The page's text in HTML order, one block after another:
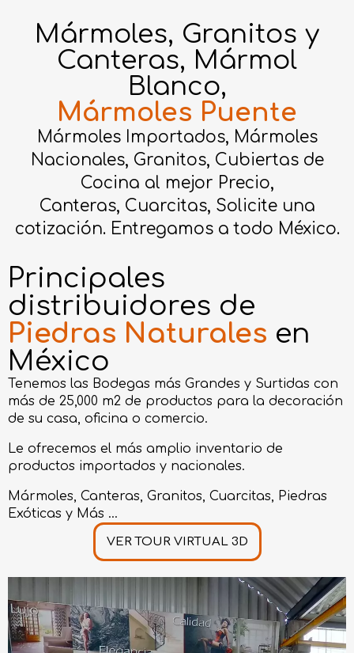
Mármoles, Granitos y
Canteras, Mármol
Blanco,
Mármoles Puente
Mármoles Importados, Mármoles
Nacionales, Granitos, Cubiertas de
Cocina al mejor Precio,
Canteras, Cuarcitas, Solicite una
cotización. Entregamos a todo México.
Principales
distribuidores de
Piedras Naturales en
México
Tenemos las Bodegas más Grandes y Surtidas con
más de 25,000 m2 de productos para la decoración
de su casa, oficina o comercio.
Le ofrecemos el más amplio inventario de
productos importados y nacionales.
Mármoles, Canteras, Granitos, Cuarcitas, Piedras
Exóticas y Más ...
VER TOUR VIRTUAL 3D